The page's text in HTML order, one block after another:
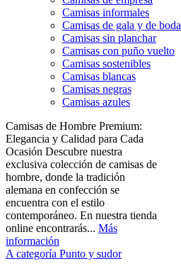
Camisas informales
Camisas de gala y de boda
Camisas sin planchar
Camisas con puño vuelto
Camisas sostenibles
Camisas blancas
Camisas negras
Camisas azules
Camisas de Hombre Premium:
Elegancia y Calidad para Cada
Ocasión Descubre nuestra
exclusiva colección de camisas de
hombre, donde la tradición
alemana en confección se
encuentra con el estilo
contemporáneo. En nuestra tienda
online encontrarás... Más
información
A categoría Punto y sudor